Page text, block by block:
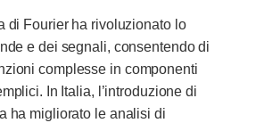
di Fourier ha rivoluzionato lo
e dei segnali, consentendo di
complesse in componenti
In Italia, l’introduzione di
ha migliorato le analisi di